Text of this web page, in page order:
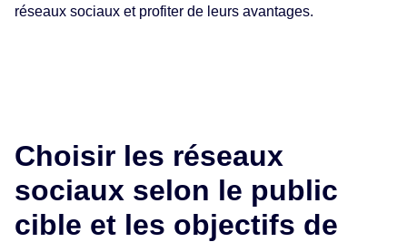
réseaux sociaux et profiter de leurs avantages.
Choisir les réseaux
sociaux selon le public
cible et les objectifs de